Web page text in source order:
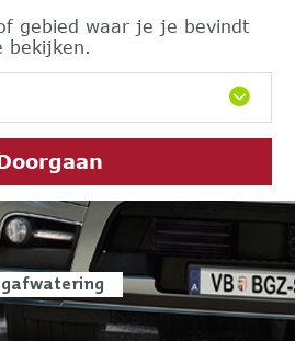
gebied waar je je bevindt
bekijken.